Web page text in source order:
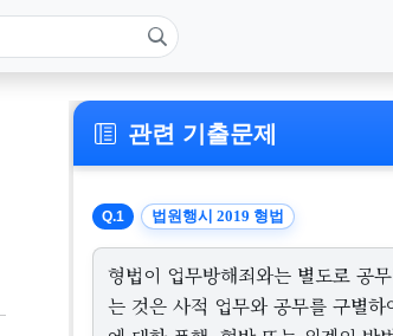
관련 기출문제
Q.1 법원행시 2019 형법
형법이 업무방해죄와는 별도로 공
는 것은 사적 업무와 공무를 구별